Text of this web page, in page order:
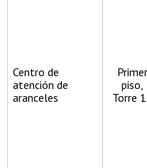
Centro de
atención de
aranceles
Primer
piso,
Torre